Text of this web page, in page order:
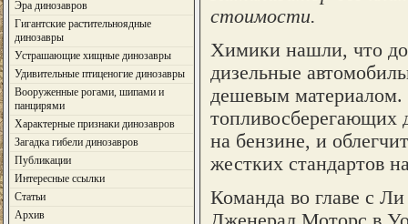
Эра динозавров
Гигантские растительноядные
динозавры
Устрашающие хищные динозавры
Удивительные птиценогие динозавры
Вооруженные рогами, шипами и
панцирями
Характерные признаки динозавров
Загадка гибели динозавров
Публикации
Интересные ссылки
Статьи
Архив
стоимости.
Химики нашли, что
дизельные
дешевым материалом.
топливосберегающих
на бензине, и
жестких стандартов
Команда во главе с